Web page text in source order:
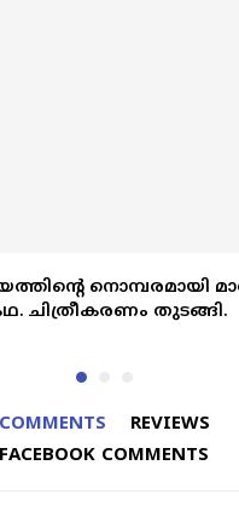
നൊമ്പരമായി
ചിത്രീകരണം തുടങ്ങി.
COMMENTS
REVIEWS
FACEBOOK COMMENTS